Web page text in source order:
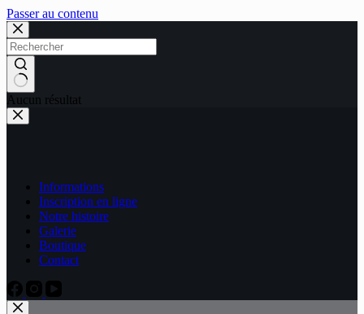
Passer au contenu
Aucun résultat
Informations
Inscription en ligne
Notre histoire
Galerie
Boutique
Contact